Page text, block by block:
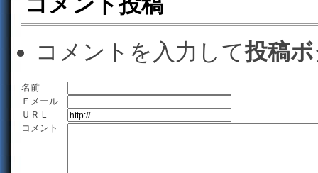
コメントを入力して投稿
名前
Ｅメール
ＵＲＬ
コメント